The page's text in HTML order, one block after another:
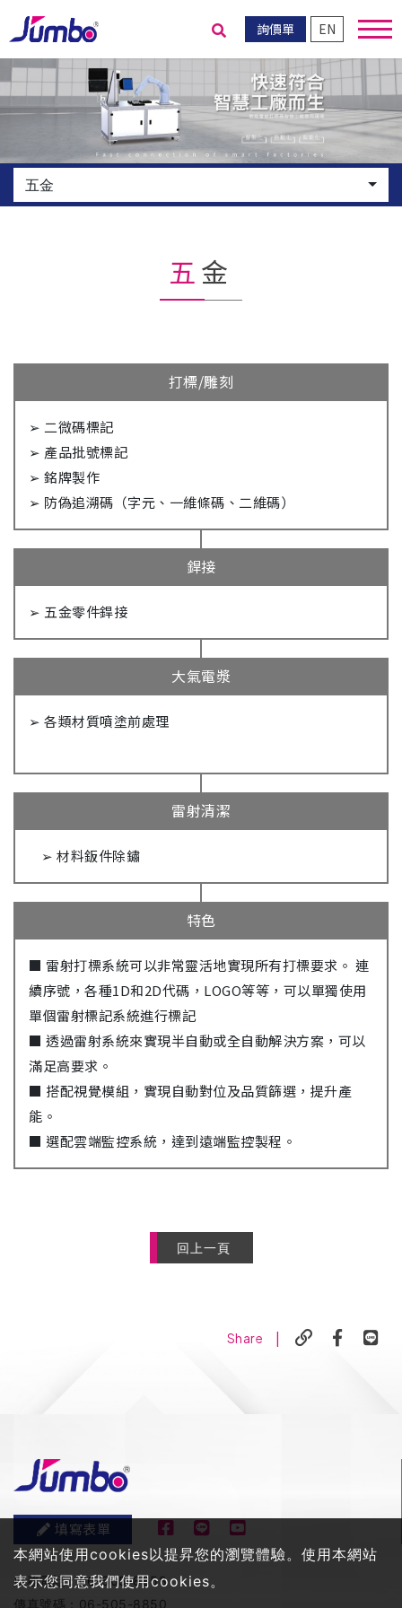
詢價單 EN
送出搜尋
五金
五金
打標/雕刻
➢ 二微碼標記
➢ 產品批號標記
➢ 銘牌製作
➢ 防偽追溯碼（字元、一維條碼、二維碼）
銲接
➢ 五金零件銲接
大氣電漿
➢ 各類材質噴塗前處理
雷射清潔
➢ 材料鈑件除鏽
特色
■ 雷射打標系統可以非常靈活地實現所有打標要求。 連
續序號，各種1D和2D代碼，LOGO等等，可以單獨使用
單個雷射標記系統進行標記
■ 透過雷射系統來實現半自動或全自動解決方案，可以
滿足高要求。
■ 搭配視覺模組，實現自動對位及品質篩選，提升產
能。
■ 選配雲端監控系統，達到遠端監控製程。
回上一頁
Share |
填寫表單
服務電話：06-505-8858
傳真號碼： 06-505-8850
本網站使用cookies以提昇您的瀏覽體驗。使用本網站
表示您同意我們使用cookies。